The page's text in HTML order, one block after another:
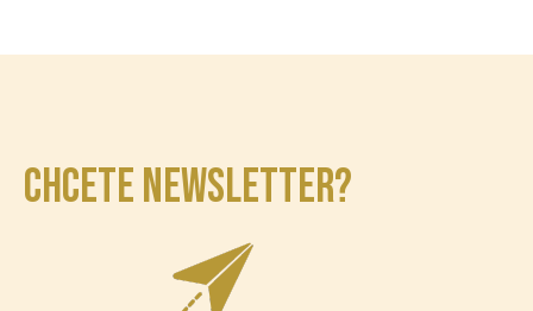
CHCETE NEWSLETTER?